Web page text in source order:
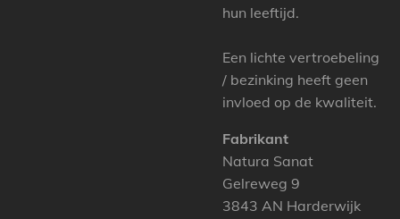
hun leeftijd.
Een lichte vertroebeling
/ bezinking heeft geen
invloed op de kwaliteit.
Fabrikant
Natura Sanat
Gelreweg 9
3843 AN Harderwijk